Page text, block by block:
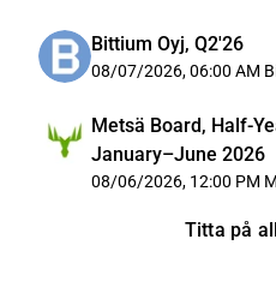
Bittium Oyj, Q2'26
08/07/2026, 06:00 AM
Metsä Board, Half-
January–June 2026
08/06/2026, 12:00 PM
Titta på